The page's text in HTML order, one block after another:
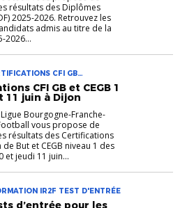
résultats des Diplômes
2025-2026. Retrouvez les
admis au titre de la
2026...
CFI GB
IR2F
CFI GB et CEGB 1
11 juin à Dijon
Ligue Bourgogne-Franche-
vous propose de
résultats des Certifications
de But et CEGB niveau 1 des
et jeudi 11 juin...
IR2F TEST D'ENTRÉE
d’entrée pour les